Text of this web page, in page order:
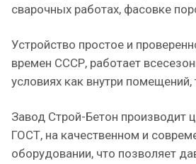
сварочных работах, фасовке
Устройство простое и
времен СССР, работает
условиях как внутри помещений,
Завод Строй-Бетон производит
ГОСТ, на качественном и
оборудовании, что позволяет